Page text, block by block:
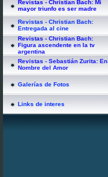
Revistas - Christian Bach: Mi
mayor triunfo es ser madre
Revistas - Christian Bach:
Entregada al cine
Revistas - Christian Bach:
Figura ascendente en la tv
argentina
Revistas - Sebastián Zurita: En
Nombre del Amor
Galerías de Fotos
Links de interes